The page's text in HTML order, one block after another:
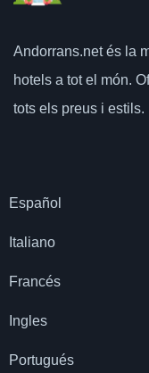
Andorrans.netés la
hotels a tot el món.
tots els preus i estils.
Español
Italiano
Francés
Ingles
Portugués